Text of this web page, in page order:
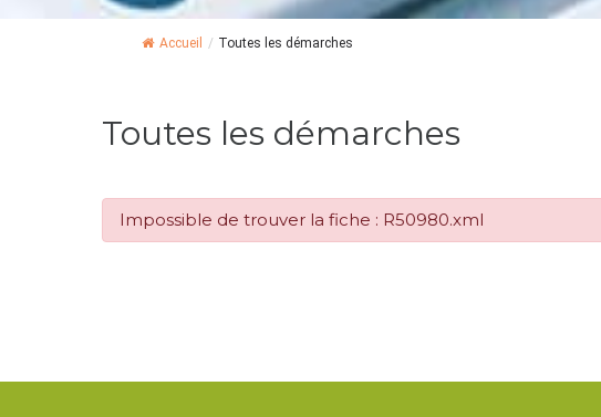
Accueil / Toutes les démarches
Toutes les démarches
Impossible de trouver la fiche : R50980.xml